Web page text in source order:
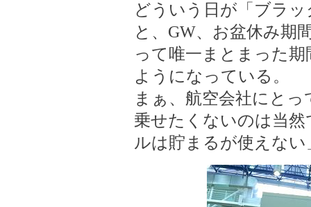
どういう日が「ブラ
と、GW、お盆休み期
って唯一まとまった
ようになっている。
まぁ、航空会社にと
乗せたくないのは当
ルは貯まるが使えな